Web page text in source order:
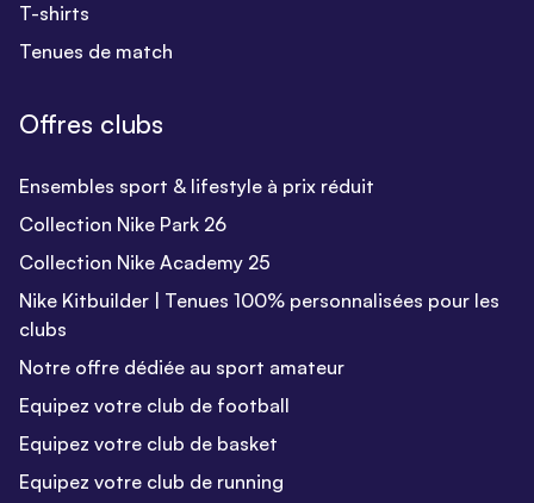
T-shirts
Tenues de match
Offres clubs
Ensembles sport & lifestyle à prix réduit
Collection Nike Park 26
Collection Nike Academy 25
Nike Kitbuilder | Tenues 100% personnalisées pour les
clubs
Notre offre dédiée au sport amateur
Equipez votre club de football
Equipez votre club de basket
Equipez votre club de running